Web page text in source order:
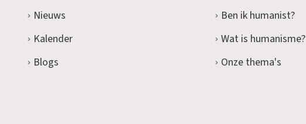
Nieuws
Kalender
Blogs
Ben ik humanist?
Wat is humanisme?
Onze thema's